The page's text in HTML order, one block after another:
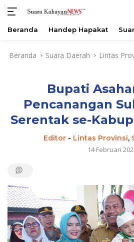
Beranda Handep Hapakat
Beranda Suara Daerah Lintas
Bupati
Pencanangan
Serentak se-
Editor - Lintas Provinsi,
14 Februari